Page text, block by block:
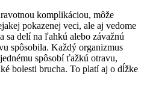
komplikáciou, môže
pokazenej veci, ale aj vedome
sa delí na ľahkú alebo závažnú
spôsobila. Každý organizmus
spôsobí ťažkú otravu,
bolesti brucha. To platí aj o dĺžke